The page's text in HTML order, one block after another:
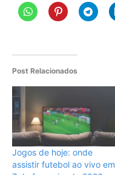
Post Relacionados
Jogos de hoje: onde
assistir futebol ao vivo em